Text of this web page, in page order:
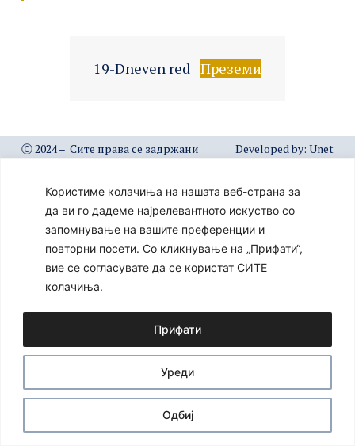
Користиме колачиња на нашата веб-страна за
да ви го дадеме најрелевантното искуство со
запомнување на вашите преференции и
повторни посети. Со кликнување на „Прифати“,
вие се согласувате да се користат СИТЕ
колачиња.
Уреди
Одбиј
Прифати
19-Dneven red Преземи
Ⓒ 2024 – Сите права се задржани Developed by:Unet